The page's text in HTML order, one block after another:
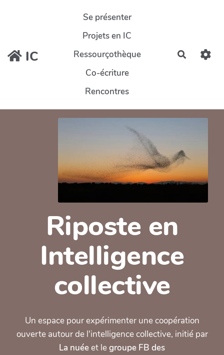
Aller au contenu principal
IC
Se présenter
Projets en IC
Ressourçothèque
Co-écriture
Rencontres
Riposte en
Intelligence
collective
Un espace pour expérimenter une coopération
ouverte autour de l'intelligence collective, initié par
La nuéeet legroupe FB des